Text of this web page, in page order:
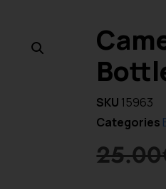
SKU 15963
Categories
25.00